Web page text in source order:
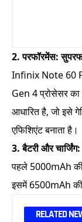
2. परफॉरमेंस:
Infinix Note 60
Gen 4 प्रोसेसर
आधारित है, जो इसे
एफिशिएंट बनाता है।
3. बैटरी और
पहले 5000mAh
इसमें 6500mAh की
RELATED